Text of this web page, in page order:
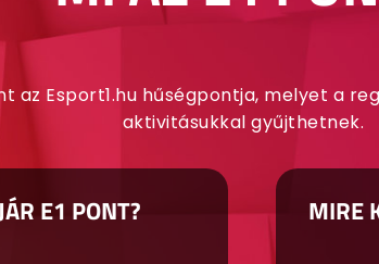
az Esport1.hu hűségpontja, melyet a
aktivitásukkal gyűjthetnek.
E1 PONT? MIRE